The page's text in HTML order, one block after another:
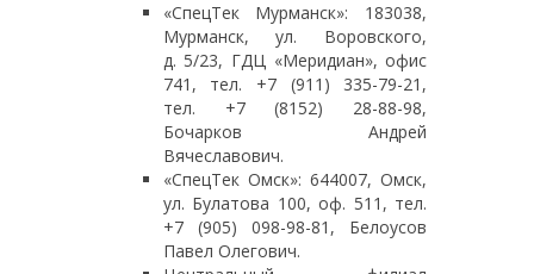
«СпецТек Мурманск»: 183038,
Мурманск, ул. Воровского,
д. 5/23, ГДЦ «Меридиан», офис
741, тел. +7 (911) 335-79-21,
тел. +7 (8152) 28-88-98,
Бочарков Андрей
Вячеславович.
«СпецТек Омск»: 644007, Омск,
ул. Булатова 100, оф. 511, тел.
+7 (905) 098-98-81, Белоусов
Павел Олегович.